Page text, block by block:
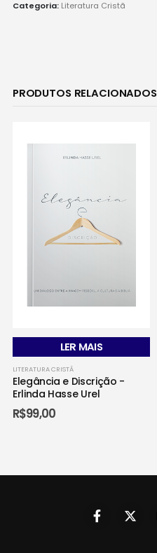
Categoria: Literatura Cristã
PRODUTOS RELACIONADOS
LER MAIS
LITERATURA CRISTÃ
Elegância e Discrição -
Erlinda Hasse Urel
R$99,00